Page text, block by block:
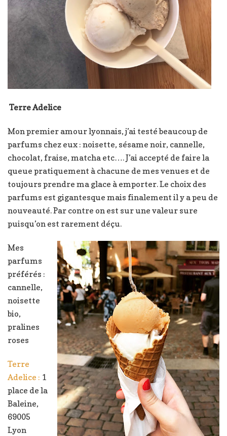
Terre Adelice
Mon premier amour lyonnais, j’ai testé beaucoup de
parfums chez eux : noisette, sésame noir, cannelle,
chocolat, fraise, matcha etc…. J’ai accepté de faire la
queue pratiquement à chacune de mes venues et de
toujours prendre ma glace à emporter. Le choix des
parfums est gigantesque mais finalement il y a peu de
nouveauté. Par contre on est sur une valeur sure
puisqu’on est rarement déçu.
Mes
parfums
préférés :
cannelle,
noisette
bio,
pralines
roses
Terre
Adelice : 1
place de la
Baleine,
69005
Lyon